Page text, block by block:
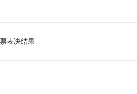
表决结果